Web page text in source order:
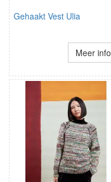
Gehaakt Vest Ulia
Meer info